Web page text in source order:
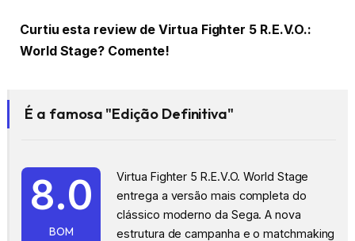
Curtiu esta review de Virtua Fighter 5 R.E.V.O.:
World Stage? Comente!
É a famosa "Edição Definitiva"
8.0
BOM
Virtua Fighter 5 R.E.V.O. World Stage
entrega a versão mais completa do
clássico moderno da Sega. A nova
estrutura de campanha e o matchmaking